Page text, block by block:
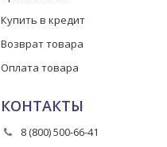
Купить в кредит
Возврат товара
Оплата товара
КОНТАКТЫ
8 (800) 500-66-41